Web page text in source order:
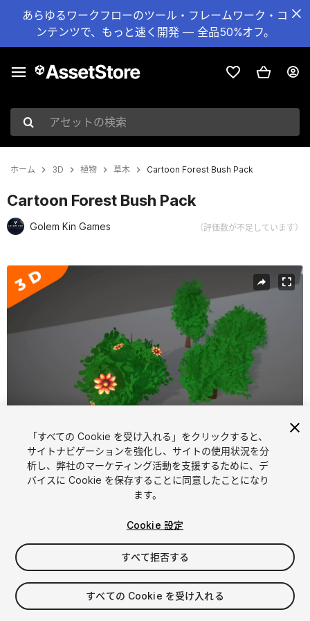
あらゆるワークフローのツール・フレームワーク・コ
ンテンツで、もっと速く開発 — 全品50%オフ。
アセットの検索
ホーム 3D 植物 草木 Cartoon Forest Bush Pack
Cartoon Forest Bush Pack
Golem Kin Games （評価数が不足しています）
現在のスライド：1 / 5
1 /5
$4.99
消費税は決済時に計算されます
「すべての Cookie を受け入れる」をクリックすると、
サイトナビゲーションを強化し、サイトの使用状況を分
析し、弊社のマーケティング活動を支援するために、デ
バイスに Cookie を保存することに同意したことになり
ます。
Cookie 設定
すべて拒否する
すべての Cookie を受け入れる